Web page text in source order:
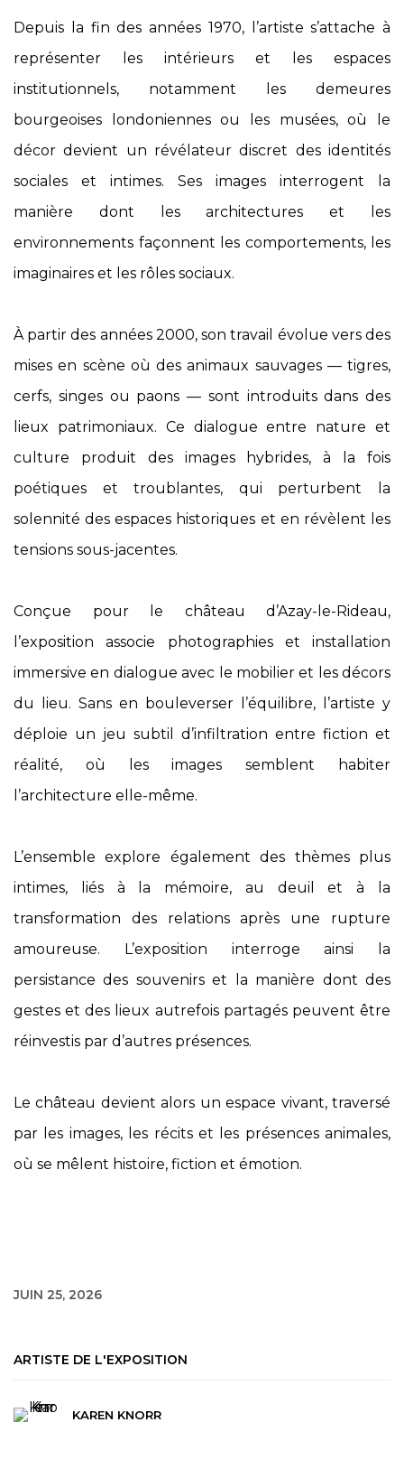
Depuis la fin des années 1970, l’artiste s’attache à
représenter les intérieurs et les espaces
institutionnels, notamment les demeures
bourgeoises londoniennes ou les musées, où le
décor devient un révélateur discret des identités
sociales et intimes. Ses images interrogent la
manière dont les architectures et les
environnements façonnent les comportements, les
imaginaires et les rôles sociaux.
À partir des années 2000, son travail évolue vers des
mises en scène où des animaux sauvages — tigres,
cerfs, singes ou paons — sont introduits dans des
lieux patrimoniaux. Ce dialogue entre nature et
culture produit des images hybrides, à la fois
poétiques et troublantes, qui perturbent la
solennité des espaces historiques et en révèlent les
tensions sous-jacentes.
Conçue pour le château d’Azay-le-Rideau,
l’exposition associe photographies et installation
immersive en dialogue avec le mobilier et les décors
du lieu. Sans en bouleverser l’équilibre, l’artiste y
déploie un jeu subtil d’infiltration entre fiction et
réalité, où les images semblent habiter
l’architecture elle-même.
L’ensemble explore également des thèmes plus
intimes, liés à la mémoire, au deuil et à la
transformation des relations après une rupture
amoureuse. L’exposition interroge ainsi la
persistance des souvenirs et la manière dont des
gestes et des lieux autrefois partagés peuvent être
réinvestis par d’autres présences.
Le château devient alors un espace vivant, traversé
par les images, les récits et les présences animales,
où se mêlent histoire, fiction et émotion.
JUIN 25, 2026
ARTISTE DE L'EXPOSITION
KAREN KNORR